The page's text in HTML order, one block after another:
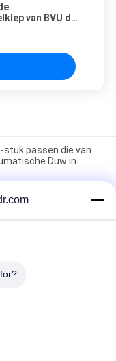
van BVU de
stuk passen die van
Duw in
van de C
Pneumatische
Rcdraad KF het